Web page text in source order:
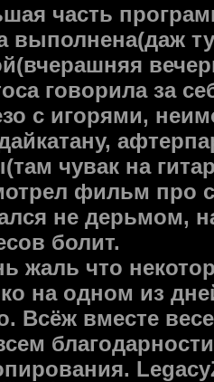
часть
выполнена(даж
говорила за
с игорями,
чувак на
фильм про
не дерьмом,
болит.
жаль что
на одном из
Всёж вместе